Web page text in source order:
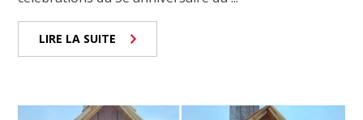
LIRE LA SUITE